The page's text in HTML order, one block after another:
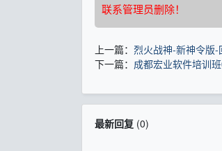
联系管理员删除！
上一篇： 烈火战神-新神令版
下一篇： 成都宏业软件培训
最新回复(0)